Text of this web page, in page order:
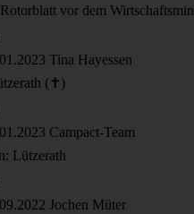
vor dem
Tina Hayessen
(✝️)
Campact-Team
Lützerath
Jochen Müter